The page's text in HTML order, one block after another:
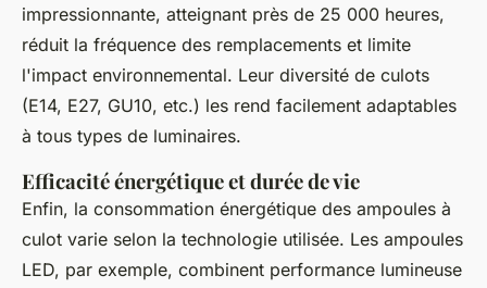
impressionnante, atteignant près de 25 000 heures,
réduit la fréquence des remplacements et limite
l'impact environnemental. Leur diversité de culots
(E14, E27, GU10, etc.) les rend facilement adaptables
à tous types de luminaires.
Efficacité énergétique et durée de vie
Enfin, la consommation énergétique des ampoules à
culot varie selon la technologie utilisée. Les ampoules
LED, par exemple, combinent performance lumineuse